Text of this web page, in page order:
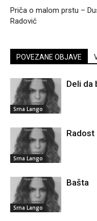
Priča o malom prstu –
Radović
POVEZANE OBJAVE
Srna Lango
Deli da
Srna Lango
Radost
Srna Lango
Bašta